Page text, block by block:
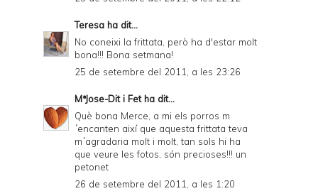
Teresa ha dit...
No coneixi la frittata, però ha d'estar molt
bona!!! Bona setmana!
25 de setembre del 2011, a les 23:26
MªJose-Dit i Fetha dit...
Què bona Merce, a mi els porros m
´encanten així que aquesta frittata teva
m´agradaria molt i molt, tan sols hi ha
que veure les fotos, són precioses!!! un
petonet
26 de setembre del 2011, a les 1:20